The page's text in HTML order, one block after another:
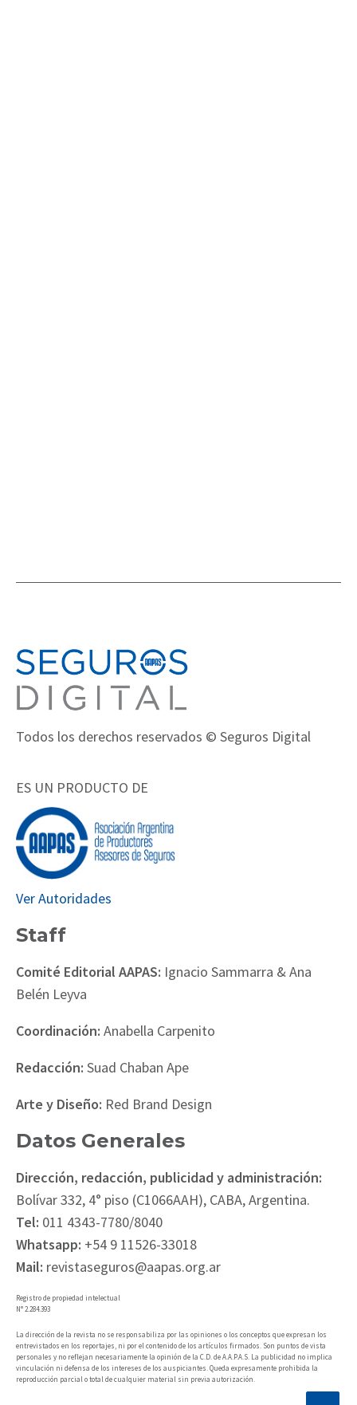
Todos los derechos reservados © Seguros Digital
ES UN PRODUCTO DE
Ver Autoridades
Staff
Comité Editorial AAPAS: Ignacio Sammarra & Ana
Belén Leyva
Coordinación: Anabella Carpenito
Redacción: Suad Chaban Ape
Arte y Diseño: Red Brand Design
Datos Generales
Dirección, redacción, publicidad y administración:
Bolívar 332, 4° piso (C1066AAH), CABA, Argentina.
Tel: 011 4343-7780/8040
Whatsapp: +54 9 11526-33018
Mail: revistaseguros@aapas.org.ar
Registro de propiedad intelectual
N° 2.284.393
La dirección de la revista no se responsabiliza por las opiniones o los conceptos que expresan los
entrevistados en los reportajes, ni por el contenido de los artículos firmados. Son puntos de vista
personales y no reflejan necesariamente la opinión de la C.D. de A.A.P.A.S. La publicidad no implica
vinculación ni defensa de los intereses de los auspiciantes. Queda expresamente prohibida la
reproducción parcial o total de cualquier material sin previa autorización.